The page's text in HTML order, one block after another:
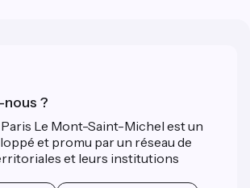
nous ?
Paris Le Mont-Saint-Michel est un
et promu par un réseau de
et leurs institutions